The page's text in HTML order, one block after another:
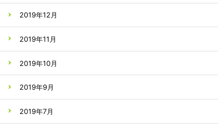
2019年12月
2019年11月
2019年10月
2019年9月
2019年7月